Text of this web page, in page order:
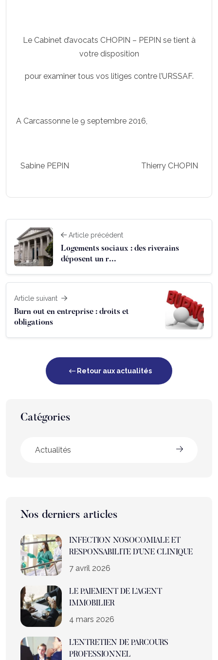
Le Cabinet d’avocats CHOPIN – PEPIN se tient à
votre disposition
pour examiner tous vos litiges contre l’URSSAF.
A Carcassonne le 9 septembre 2016,
Sabine PEPIN Thierry CHOPIN
Article précédent
Logements sociaux : des riverains
déposent un r...
Article suivant
Burn out en entreprise : droits et
obligations
Retour aux actualités
Catégories
Actualités
Nos derniers articles
INFECTION NOSOCOMIALE ET
RESPONSABILITE D’UNE CLINIQUE
7 avril 2026
LE PAIEMENT DE L’AGENT
IMMOBILIER
4 mars 2026
L’ENTRETIEN DE PARCOURS
PROFESSIONNEL